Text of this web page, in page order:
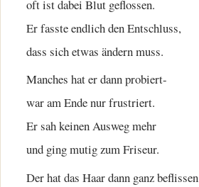
oft ist dabei Blut geflossen.
Er fasste endlich den Entschluss,
dass sich etwas ändern muss.
Manches hat er dann probiert-
war am Ende nur frustriert.
Er sah keinen Ausweg mehr
und ging mutig zum Friseur.
Der hat das Haar dann ganz beflissen